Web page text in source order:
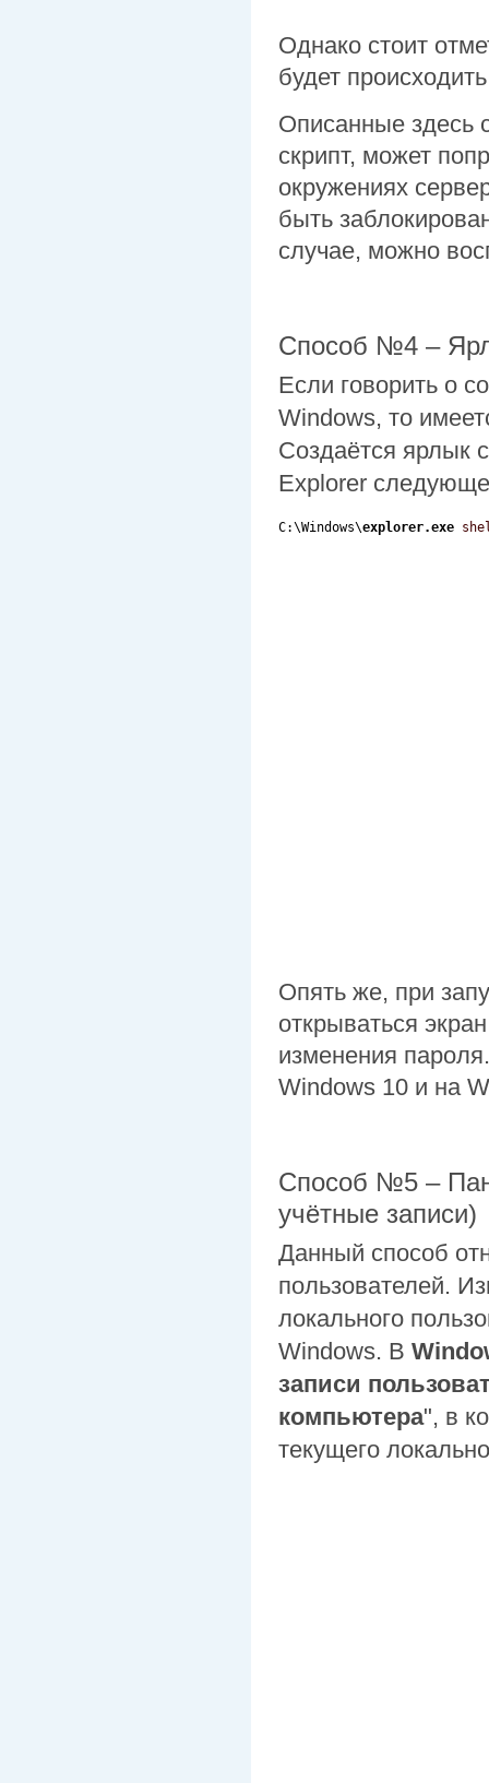
Однако стоит
будет
Описанные здесь
скрипт, может
окружениях
быть
случае, можно
Способ №4 –
Если говорить о
Windows, то
Создаётся ярлык
Explorer
C:\Windows\explorer.exe
Опять же, при
открываться
изменения
Windows 10 и на
Способ №5 –
учётные записи)
Данный способ
пользователей.
локального
Windows. В
записи
компьютера", в
текущего